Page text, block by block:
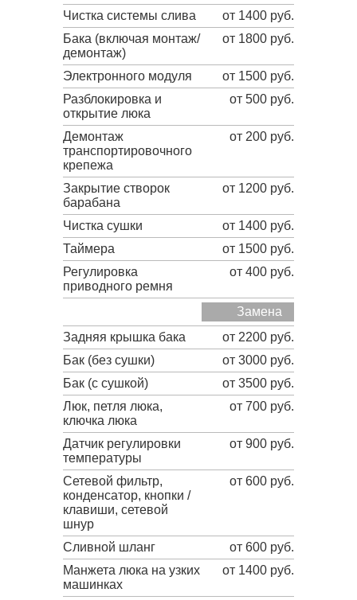
Чистка системы слива
от 1400 руб.
Бака (включая монтаж/
демонтаж)
от 1800 руб.
Электронного модуля
от 1500 руб.
Разблокировка и
открытие люка
от 500 руб.
Демонтаж
транспортировочного
крепежа
от 200 руб.
Закрытие створок
барабана
от 1200 руб.
Чистка сушки
от 1400 руб.
Таймера
от 1500 руб.
Регулировка
приводного ремня
от 400 руб.
Замена
Задняя крышка бака
от 2200 руб.
Бак (без сушки)
от 3000 руб.
Бак (с сушкой)
от 3500 руб.
Люк, петля люка,
ключка люка
от 700 руб.
Датчик регулировки
температуры
от 900 руб.
Сетевой фильтр,
конденсатор, кнопки /
клавиши, сетевой
шнур
от 600 руб.
Сливной шланг
от 600 руб.
Манжета люка на узких
машинках
от 1400 руб.